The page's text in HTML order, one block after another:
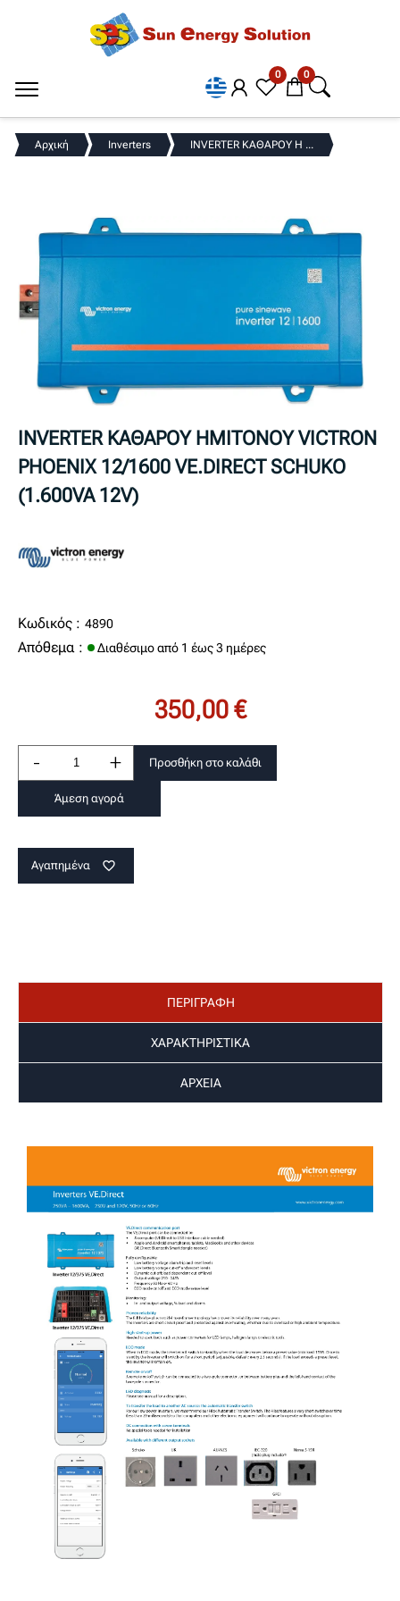
0 0
Αρχική Inverters INVERTER ΚΑΘΑΡΟΥ Η ...
INVERTER ΚΑΘΑΡΟΥ ΗΜΙΤΟΝΟΥ VICTRON
PHOENIX 12/1600 VE.DIRECT SCHUKO
(1.600VA 12V)
Κωδικός : 4890
Απόθεμα : Διαθέσιμο από 1 έως 3 ημέρες
350,00 €
- + Προσθήκη στο καλάθι
Άμεση αγορά
Αγαπημένα favorite_border
ΠΕΡΙΓΡΑΦΗ
ΧΑΡΑΚΤΗΡΙΣΤΙΚΑ
ΑΡΧΕΙΑ